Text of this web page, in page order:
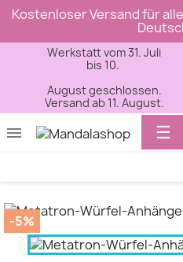
Kostenloser Versand für
Werkstatt vom 31. Juli
bis 10.
August geschlossen.
Versand ab 11. August.
 ☰
-5%
